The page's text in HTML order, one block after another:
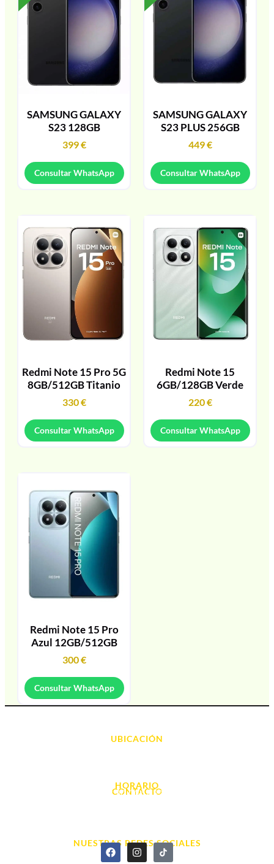
SAMSUNG GALAXY
S23 128GB
399€
Consultar WhatsApp
SAMSUNG GALAXY
S23 PLUS 256GB
449€
Consultar WhatsApp
Redmi Note 15 Pro 5G
8GB/512GB Titanio
330€
Consultar WhatsApp
Redmi Note 15
6GB/128GB Verde
220€
Consultar WhatsApp
Redmi Note 15 Pro
Azul 12GB/512GB
300€
Consultar WhatsApp
UBICACIÓN
HORARIO
L. - S. 10:00h a 22:00h
CONTACTO
NUESTRAS REDES SOCIALES